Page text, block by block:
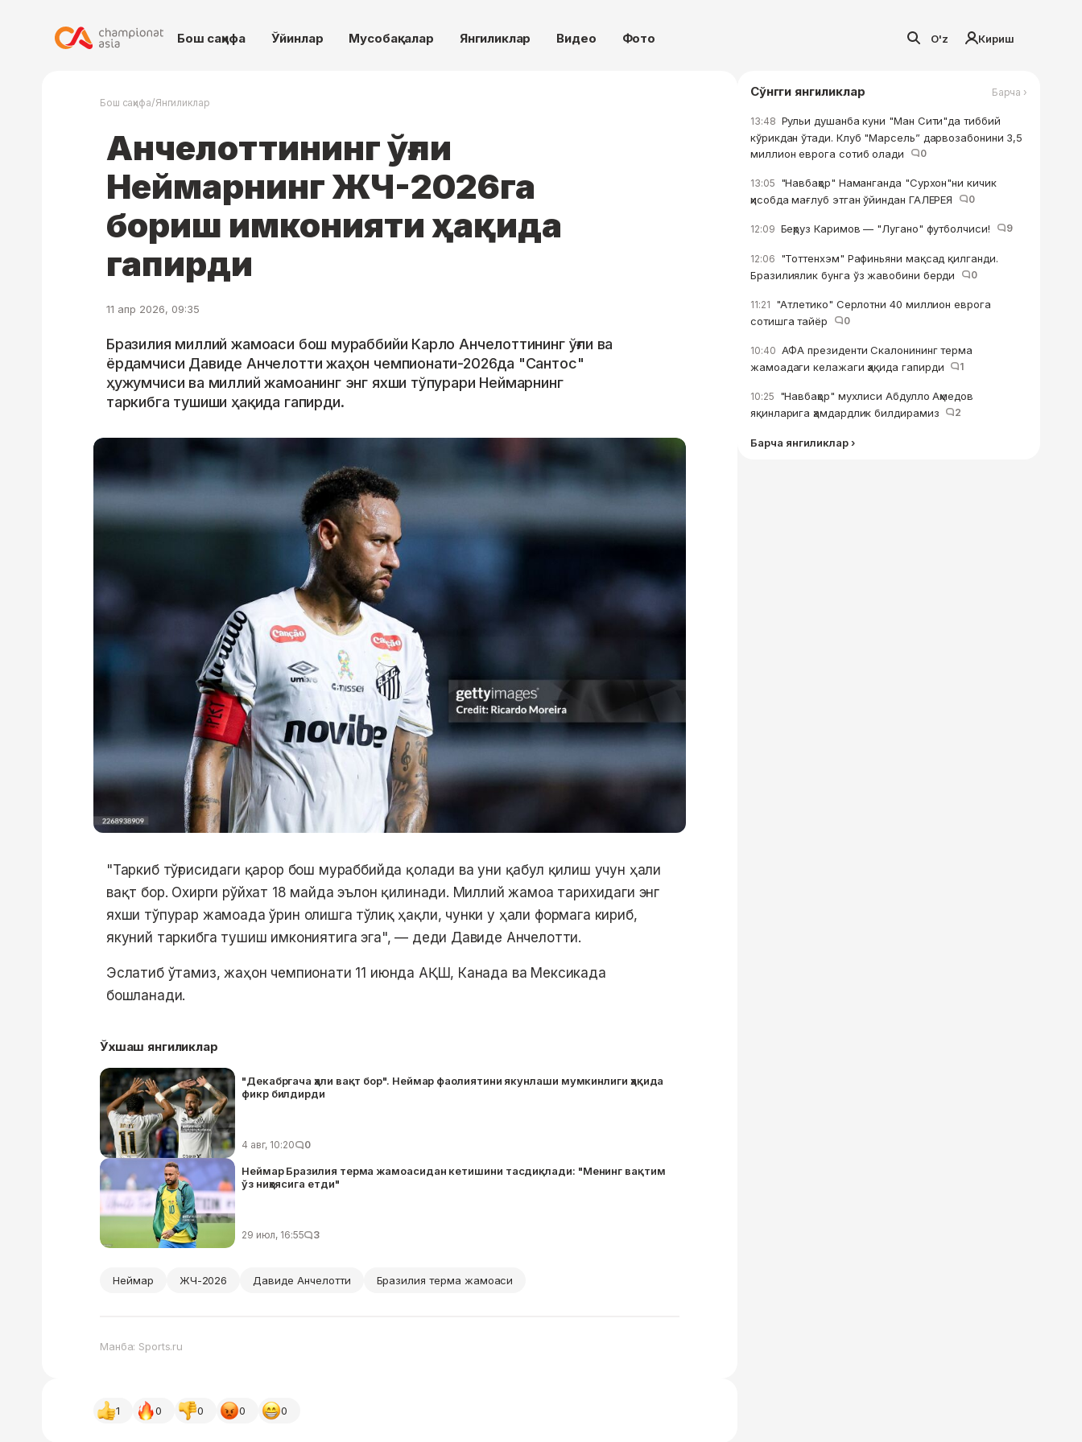
Бош саҳифа Ўйинлар Мусобақалар Янгиликлар Видео Фото O'z Кириш
Бош саҳифа/Янгиликлар
Анчелоттининг ўғли
Неймарнинг ЖЧ-2026га
бориш имконияти ҳақида
гапирди
11 апр 2026, 09:35
Бразилия миллий жамоаси бош мураббийи Карло Анчелоттининг ўғли ва
ёрдамчиси Давиде Анчелотти жаҳон чемпионати-2026да "Сантос"
ҳужумчиси ва миллий жамоанинг энг яхши тўпурари Неймарнинг
таркибга тушиши ҳақида гапирди.
"Таркиб тўғрисидаги қарор бош мураббийда қолади ва уни қабул қилиш учун ҳали
вақт бор. Охирги рўйхат 18 майда эълон қилинади. Миллий жамоа тарихидаги энг
яхши тўпурар жамоада ўрин олишга тўлиқ ҳақли, чунки у ҳали формага кириб,
якуний таркибга тушиш имкониятига эга", — деди Давиде Анчелотти.
Эслатиб ўтамиз, жаҳон чемпионати 11 июнда АҚШ, Канада ва Мексикада
бошланади.
Ўхшаш янгиликлар
"Декабргача ҳали вақт бор". Неймар фаолиятини якунлаши мумкинлиги ҳақида
фикр билдирди
4 авг, 10:20 0
Неймар Бразилия терма жамоасидан кетишини тасдиқлади: "Менинг вақтим
ўз ниҳоясига етди"
29 июл, 16:55 3
Неймар ЖЧ-2026 Давиде Анчелотти Бразилия терма жамоаси
Манба: Sports.ru
1 0 0 0 0
Сўнгги янгиликлар Барча ›
13:48 Рульи душанба куни "Ман Сити"да тиббий
кўрикдан ўтади. Клуб "Марсель” дарвозабонини 3,5
миллион еврога сотиб олади
0
13:05 "Навбаҳор" Наманганда "Сурхон"ни кичик
ҳисобда мағлуб этган ўйиндан ГАЛЕРЕЯ
0
12:09 Беҳруз Каримов — "Лугано" футболчиси! 9
12:06 "Тоттенхэм" Рафиньяни мақсад қилганди.
Бразилиялик бунга ўз жавобини берди
0
11:21 "Атлетико" Серлотни 40 миллион еврога
сотишга тайёр
0
10:40 АФА президенти Скалонининг терма
жамоадаги келажаги ҳақида гапирди
1
10:25 "Навбаҳор" мухлиси Абдулло Аҳмедов
яқинларига ҳамдардлик билдирамиз
2
Барча янгиликлар ›